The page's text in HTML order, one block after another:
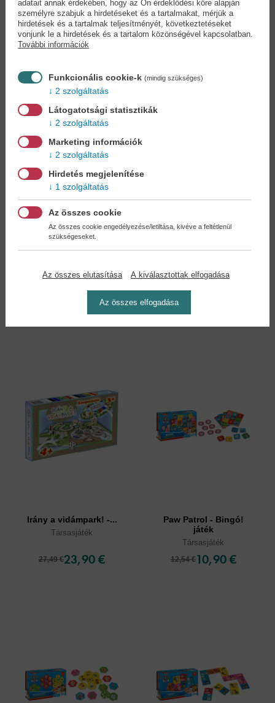
Ujjtorna – logikai
játék
Társasjáték
13,90 €11,90 €
Boribon - A nagy...
Társasjáték
14,90 €
/Társasjáték
20,90 €
először! -...
44,99 €
Irány a vidámpark! -...
Társasjáték
27,49 €23,90 €
Paw Patrol - Bingó!
játék
Társasjáték
12,54 € 10,90 €
adatait annak érdekében, hogy az Ön érdeklődési köre alapján
személyre szabjuk a hirdetéseket és a tartalmakat, mérjük a
hirdetések és a tartalmak teljesítményét, következtetéseket
vonjunk le a hirdetések és a tartalom közönségével kapcsolatban.
További információk
Funkcionális cookie-k (mindig szükséges)
2 szolgáltatás
Látogatotsági statisztikák
2 szolgáltatás
Marketing információk
2 szolgáltatás
Hirdetés megjelenítése
1 szolgáltatás
Az összes cookie
Az összes cookie engedélyezése/letiltása, kivéve a feltétlenül
szükségeseket.
Az összes elutasítása A kiválasztottak elfogadása
Az összes elfogadása